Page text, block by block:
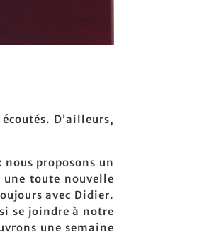
D’ailleurs,
proposons un
une toute nouvelle
avec Didier.
se joindre à notre
une semaine